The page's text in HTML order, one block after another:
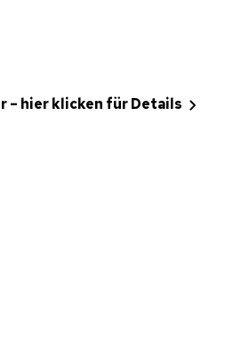
– hier klicken für Details